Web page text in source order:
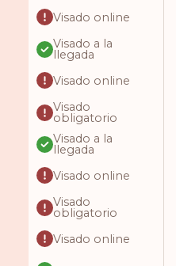
Visado online
Visado a la
llegada
Visado online
Visado
obligatorio
Visado a la
llegada
Visado online
Visado
obligatorio
Visado online